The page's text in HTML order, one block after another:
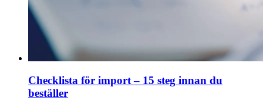
Checklista för import – 15 steg innan du
beställer